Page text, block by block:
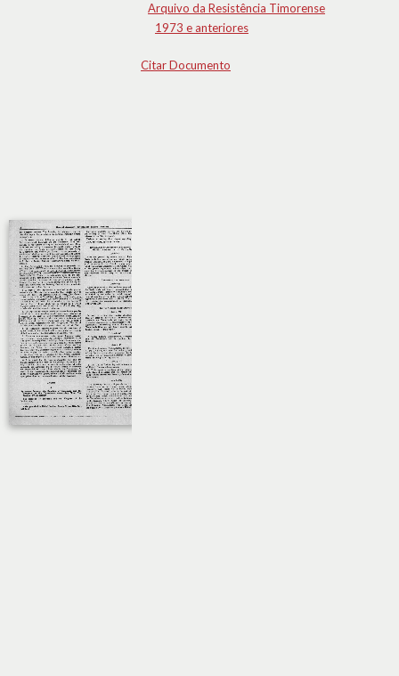
Arquivo da Resistência Timorense
1973 e anteriores
Citar Documento